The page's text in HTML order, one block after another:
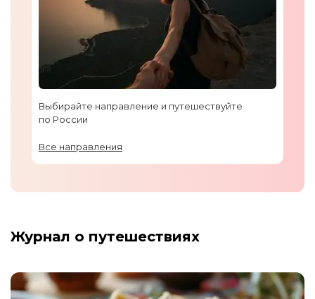
Выбирайте направление и путешествуйте
по России
Все направления
Журнал о путешествиях